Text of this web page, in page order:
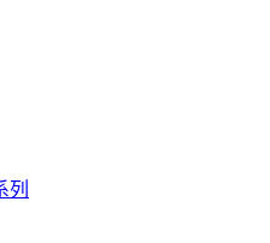
列